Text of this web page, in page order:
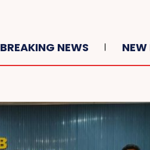
BREAKING NEWS